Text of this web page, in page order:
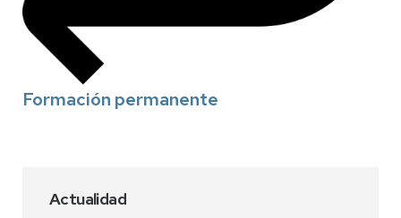
Formación permanente
Actualidad